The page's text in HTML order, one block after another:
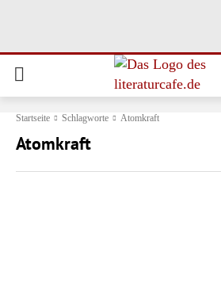
Startseite Schlagworte Atomkraft
Atomkraft